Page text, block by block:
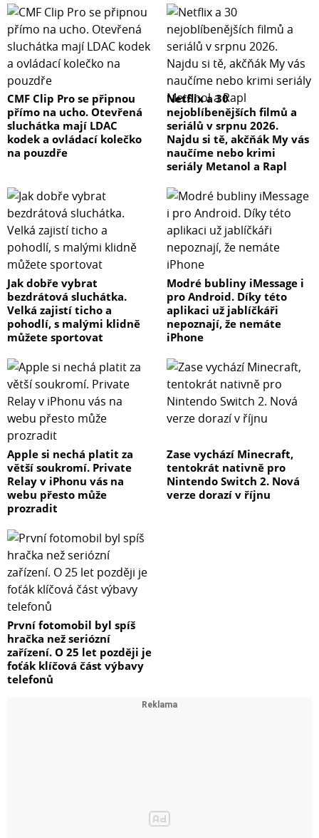
CMF Clip Pro se připnou
přímo na ucho. Otevřená
sluchátka mají LDAC
kodek a ovládací kolečko
na pouzdře
Netflix a 30
nejoblíbenějších filmů a
seriálů v srpnu 2026.
Najdu si tě, akčňák My vás
naučíme nebo krimi
seriály Metanol a Rapl
Jak dobře vybrat
bezdrátová sluchátka.
Velká zajistí ticho a
pohodlí, s malými klidně
můžete sportovat
Modré bubliny iMessage i
pro Android. Díky této
aplikaci už jablíčkáři
nepoznají, že nemáte
iPhone
Apple si nechá platit za
větší soukromí. Private
Relay v iPhonu vás na
webu přesto může
prozradit
Zase vychází Minecraft,
tentokrát nativně pro
Nintendo Switch 2. Nová
verze dorazí v říjnu
První fotomobil byl spíš
hračka než seriózní
zařízení. O 25 let později je
foťák klíčová část výbavy
telefonů